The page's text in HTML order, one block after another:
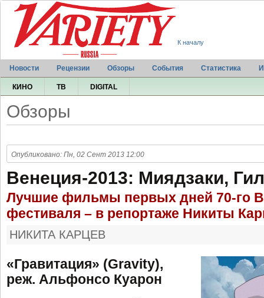
К началу
Новости Рецензии Обзоры События Статистика
КИНО ТВ DIGITAL
Обзоры
Опубликовано: Пн, 02 Сент 2013 12:00
Венеция-2013: Миядзаки,
Лучшие фильмы первых дней 70-го
фестиваля – в репортаже Никиты
НИКИТА КАРЦЕВ
«Гравитация» (Gravity),
реж. Альфонсо Куарон